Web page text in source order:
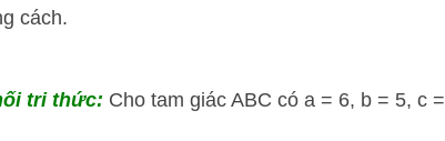
cách.
tri thức: Cho tam giác ABC có a = 6, b = 5, c =